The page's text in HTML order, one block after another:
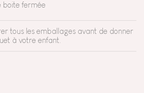
boite fermée
tous les emballages avant de donner
à votre enfant.